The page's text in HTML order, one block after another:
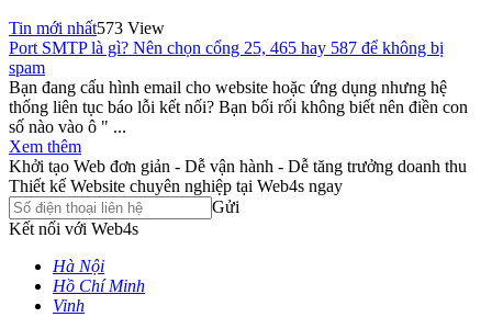
Tin mới nhất573 View
Port SMTP là gì? Nên chọn cổng 25, 465 hay 587 để không bị
spam
Bạn đang cấu hình email cho website hoặc ứng dụng nhưng hệ
thống liên tục báo lỗi kết nối? Bạn bối rối không biết nên điền con
số nào vào ô " ...
Xem thêm
Khởi tạo Web đơn giản - Dễ vận hành - Dễ tăng trưởng doanh thu
Thiết kế Website chuyên nghiệp tại Web4s ngay
Gửi
Kết nối với Web4s
Hà Nội
Hồ Chí Minh
Vinh